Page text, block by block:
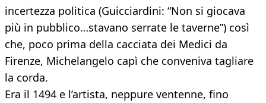
incertezza politica (Guicciardini: “Non si giocava
più in pubblico…stavano serrate le taverne”) così
che, poco prima della cacciata dei Medici da
Firenze, Michelangelo capì che conveniva tagliare
la corda.
Era il 1494 e l’artista, neppure ventenne, fino